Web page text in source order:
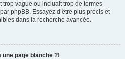
trop vague ou incluait trop de termes
phpBB. Essayez d’être plus précis et
dans la recherche avancée.
une page blanche ?!